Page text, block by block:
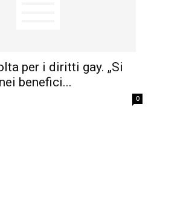
per i diritti gay. „Si
benefici...
0